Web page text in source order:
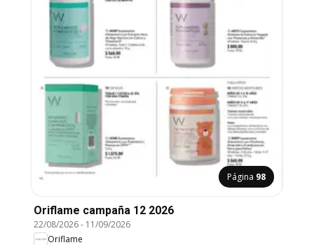
Página 98
Oriflame campaña 12 2026
22/08/2026- 11/09/2026
Oriflame